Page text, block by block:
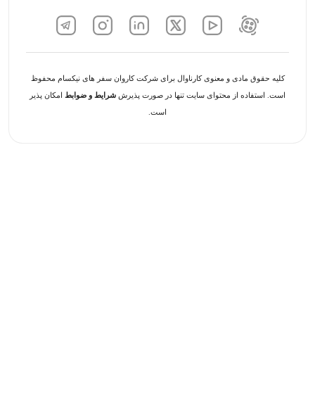
کلیه حقوق مادی و معنوی کارناوال برای شرکت کاروان سفر های نیکسام محفوظ
است. استفاده از محتوای سایت تنها در صورت پذیرش شرایط و ضوابط
امکان پذیر
است.